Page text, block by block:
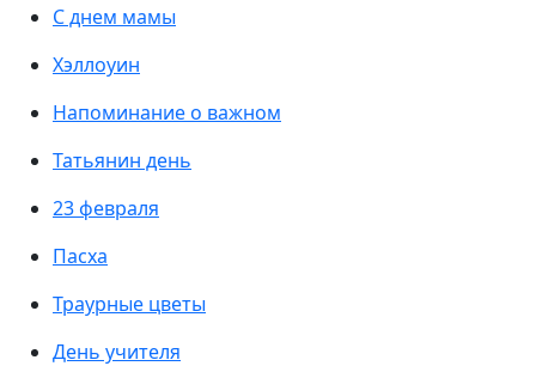
С днем мамы
Хэллоуин
Напоминание о важном
Татьянин день
23 февраля
Пасха
Траурные цветы
День учителя